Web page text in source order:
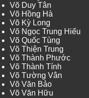
Võ Duy Tân
Võ Hồng Hà
Võ Kỳ Long
Võ Ngọc Trung Hiếu
Võ Quốc Tùng
Võ Thiện Trung
Võ Thành Phước
Võ Thành Tính
Võ Tường Vân
Võ Văn Bảo
Võ Văn Hữu